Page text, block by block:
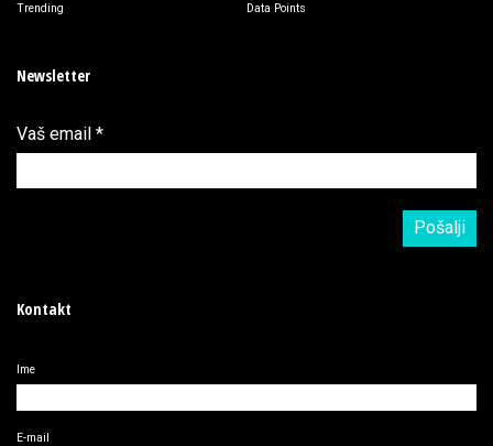
Trending Data Points
Newsletter
Vaš email *
Kontakt
Ime
E-mail